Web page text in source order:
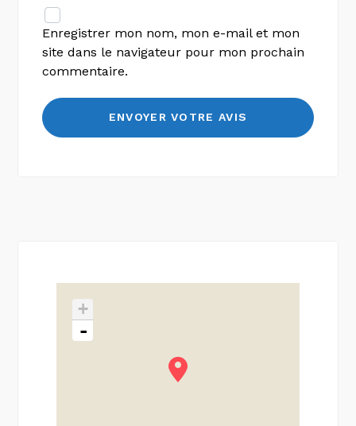
Enregistrer mon nom, mon e-mail et mon
site dans le navigateur pour mon prochain
commentaire.
+
-